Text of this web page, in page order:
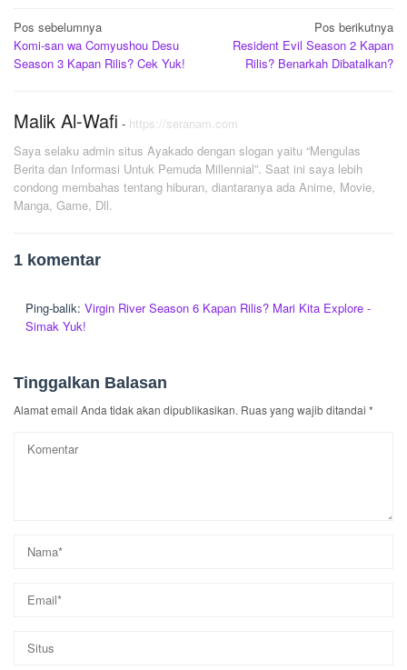
Navigasi
pos
Pos sebelumnya
Komi-san wa Comyushou Desu
Season 3 Kapan Rilis? Cek Yuk!
Pos berikutnya
Resident Evil Season 2 Kapan
Rilis? Benarkah Dibatalkan?
Malik Al-Wafi - https://seranam.com
Saya selaku admin situs Ayakado dengan slogan yaitu “Mengulas
Berita dan Informasi Untuk Pemuda Millennial”. Saat ini saya lebih
condong membahas tentang hiburan, diantaranya ada Anime, Movie,
Manga, Game, Dll.
1 komentar
Ping-balik: Virgin River Season 6 Kapan Rilis? Mari Kita Explore -
Simak Yuk!
Tinggalkan Balasan
Alamat email Anda tidak akan dipublikasikan. Ruas yang wajib ditandai *